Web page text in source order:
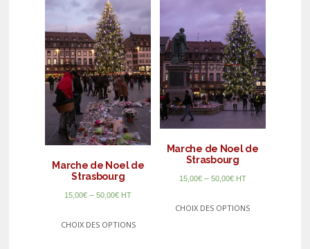
Marche de Noel de
Strasbourg
15,00€ –50,00€ HT
CHOIX DES OPTIONS
Marche de Noel de
Strasbourg
15,00€– 50,00€ HT
CHOIX DES OPTIONS